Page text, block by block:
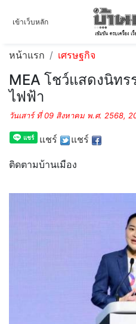
เข้าเว็บหลัก
หน้าแรก เศรษฐกิจ
MEA โชว์แสดงนิท
ไฟฟ้า
วันเสาร์ ที่ 09 สิงหาคม พ.ศ. 2568,
แชร์ แชร์
ติดตามบ้านเมือง